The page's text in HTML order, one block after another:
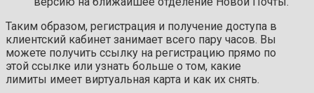
Таким образом, регистрация и получение доступа в
клиентский кабинет занимает всего пару часов. Вы
можете получить ссылку на регистрацию прямо по
этой ссылке или узнать больше о том, какие
лимиты имеет виртуальная карта и как их снять.